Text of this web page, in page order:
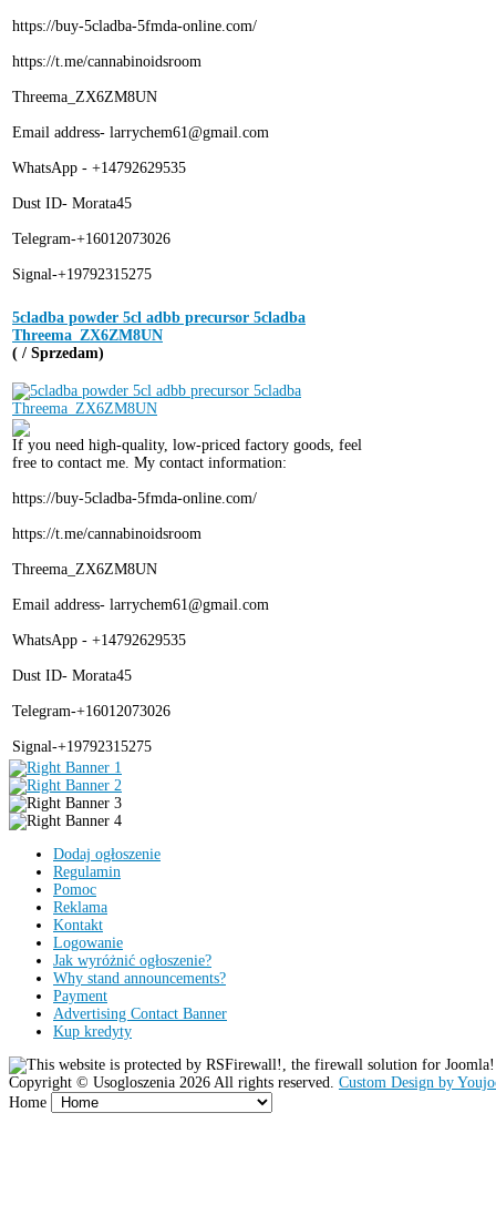
https://buy-5cladba-5fmda-online.com/
https://t.me/cannabinoidsroom
Threema_ZX6ZM8UN
Email address- larrychem61@gmail.com
WhatsApp - +14792629535
Dust ID- Morata45
Telegram-+16012073026
Signal-+19792315275
5cladba powder 5cl adbb precursor 5cladba
Threema_ZX6ZM8UN
( / Sprzedam)
If you need high-quality, low-priced factory goods, feel
free to contact me. My contact information:
https://buy-5cladba-5fmda-online.com/
https://t.me/cannabinoidsroom
Threema_ZX6ZM8UN
Email address- larrychem61@gmail.com
WhatsApp - +14792629535
Dust ID- Morata45
Telegram-+16012073026
Signal-+19792315275
Dodaj ogłoszenie
Regulamin
Pomoc
Reklama
Kontakt
Logowanie
Jak wyróżnić ogłoszenie?
Why stand announcements?
Payment
Advertising Contact Banner
Kup kredyty
Copyright © Usogloszenia 2026 All rights reserved. Custom Design by
Home